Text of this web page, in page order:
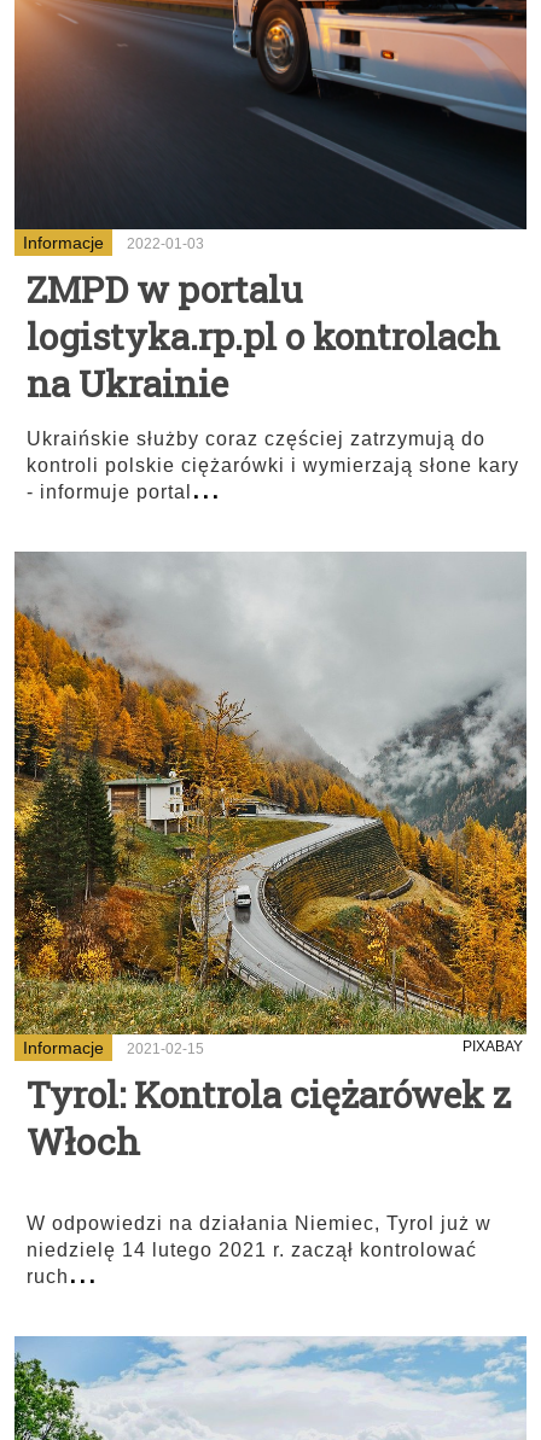
Informacje 2022-01-03
ZMPD w portalu
logistyka.rp.pl o kontrolach
na Ukrainie
Ukraińskie służby coraz częściej zatrzymują do
kontroli polskie ciężarówki i wymierzają słone kary
- informuje portal ...
Informacje 2021-02-15 PIXABAY
Tyrol: Kontrola ciężarówek z
Włoch
W odpowiedzi na działania Niemiec, Tyrol już w
niedzielę 14 lutego 2021 r. zaczął kontrolować
ruch...